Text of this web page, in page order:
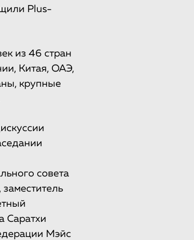
Plus-
из 46 стран
Китая, ОАЭ,
крупные
совета
Саратхи
Мэйс